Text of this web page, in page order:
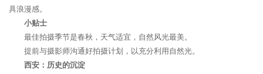
具浪漫感。
小贴士
最佳拍摄季节是春秋，天气适宜，自然风光最美。
提前与摄影师沟通好拍摄计划，以充分利用自然光。
西安：历史的沉淀